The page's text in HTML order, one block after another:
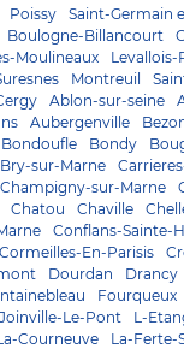
Poissy Saint-Germain
Boulogne-Billancourt
Moulineaux Levallois-
Montreuil
Ablon-sur-seine
Aubergenville
Bondoufle Bondy
Bry-sur-Marne
Champigny-sur-Marne
Chatou Chaville
Conflans-Sainte-
Cormeilles-En-Parisis
Dourdan Drancy
Fourqueux
Joinville-Le-Pont
L-
Courneuve
La-Ferte-